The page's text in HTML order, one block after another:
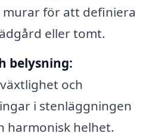
för att definiera
eller tomt.
belysning:
och
i stenläggningen
harmonisk helhet.